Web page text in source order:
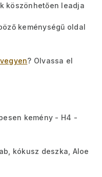
köszönhetően leadja
keménységű oldal
? Olvassa el
kemény - H4 -
kókusz deszka, Aloe